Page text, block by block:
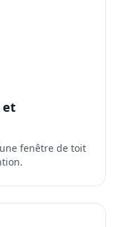
et
fenêtre de toit